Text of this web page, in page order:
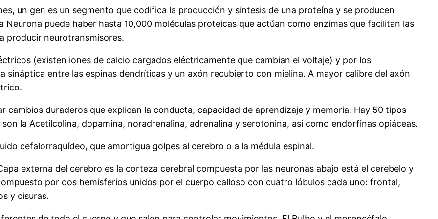
un gen es un segmento que codifica la producción y síntesis de una proteína y se producen
puede haber hasta 10,000 moléculas proteicas que actúan como enzimas que facilitan las
producir neurotransmisores.
(existen iones de calcio cargados eléctricamente que cambian el voltaje) y por los
sináptica entre las espinas dendríticas y un axón recubierto con mielina. A mayor calibre del axón
cambios duraderos que explican la conducta, capacidad de aprendizaje y memoria. Hay 50 tipos
la Acetilcolina, dopamina, noradrenalina, adrenalina y serotonina, así como endorfinas opiáceas.
cefalorraquídeo, que amortigua golpes al cerebro o a la médula espinal.
externa del cerebro es la corteza cerebral compuesta por las neuronas abajo está el cerebelo y
por dos hemisferios unidos por el cuerpo calloso con cuatro lóbulos cada uno: frontal,
y cisuras.